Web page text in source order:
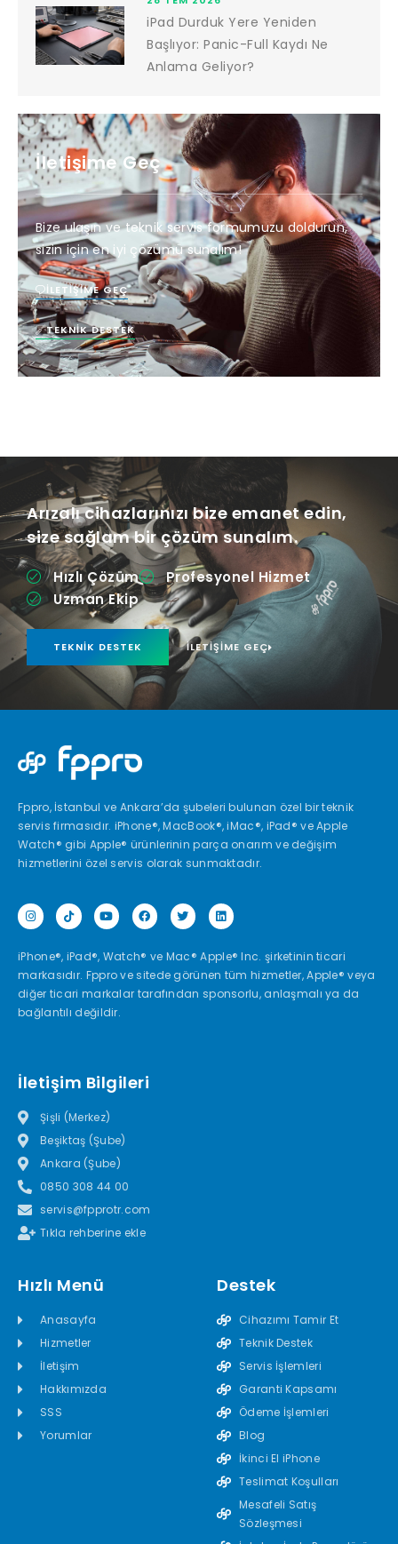
iPad Durduk Yere Yeniden
Başlıyor: Panic-Full Kaydı Ne
Anlama Geliyor?
İletişime Geç
Bize ulaşın ve teknik servis formumuzu doldurun,
sizin için en iyi çözümü sunalım!
İLETIŞIME GEÇ
TEKNIK DESTEK
Arızalı cihazlarınızı bize emanet edin,
size sağlam bir çözüm sunalım.
Hızlı Çözüm
Profesyonel Hizmet
Uzman Ekip
TEKNIK DESTEK İLETIŞIME GEÇ
Fppro, İstanbul ve Ankara’da şubeleri bulunan özel bir teknik
servis firmasıdır. iPhone®, MacBook®, iMac®, iPad® ve Apple
Watch® gibi Apple® ürünlerinin parça onarım ve değişim
hizmetlerini özel servis olarak sunmaktadır.
iPhone®, iPad®, Watch® ve Mac® Apple® Inc. şirketinin ticari
markasıdır. Fppro ve sitede görünen tüm hizmetler, Apple® veya
diğer ticari markalar tarafından sponsorlu, anlaşmalı ya da
bağlantılı değildir.
İletişim Bilgileri
Şişli (Merkez)
Beşiktaş (Şube)
Ankara (Şube)
0850 308 44 00
servis@fpprotr.com
Tıkla rehberine ekle
Hızlı Menü
Anasayfa
Hizmetler
İletişim
Hakkımızda
SSS
Yorumlar
Destek
Cihazımı Tamir Et
Teknik Destek
Servis İşlemleri
Garanti Kapsamı
Ödeme İşlemleri
Blog
İkinci El iPhone
Teslimat Koşulları
Mesafeli Satış
Sözleşmesi